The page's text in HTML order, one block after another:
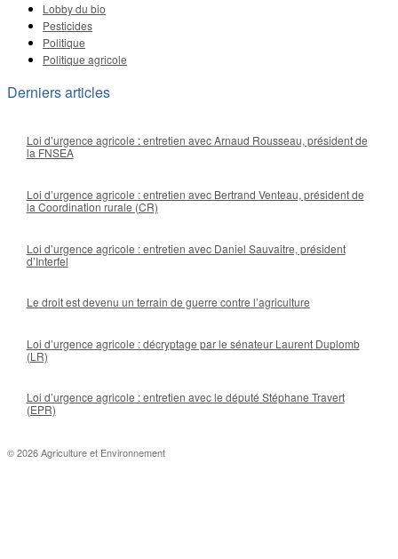
Lobby du bio
Pesticides
Politique
Politique agricole
Derniers articles
Loi d’urgence agricole : entretien avec Arnaud Rousseau, président de
la FNSEA
Loi d’urgence agricole : entretien avec Bertrand Venteau, président de
la Coordination rurale (CR)
Loi d’urgence agricole : entretien avec Daniel Sauvaitre, président
d’Interfel
Le droit est devenu un terrain de guerre contre l’agriculture
Loi d’urgence agricole : décryptage par le sénateur Laurent Duplomb
(LR)
Loi d’urgence agricole : entretien avec le député Stéphane Travert
(EPR)
© 2026 Agriculture et Environnement